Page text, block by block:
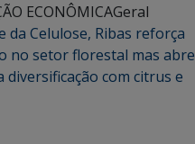
ECONÔMICAGeral
da Celulose, Ribas reforça
no setor florestal mas abre
diversificação com citrus e